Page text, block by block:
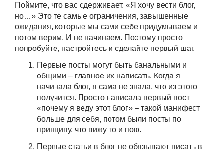
Поймите, что вас сдерживает. «Я хочу вести блог,
но…» Это те самые ограничения, завышенные
ожидания, которые мы сами себе придумываем и
потом верим. И не начинаем. Поэтому просто
попробуйте, настройтесь и сделайте первый шаг.
Первые посты могут быть банальными и
общими – главное их написать. Когда я
начинала блог, я сама не знала, что из этого
получится. Просто написала первый пост
«почему я веду этот блог» – такой манифест
больше для себя, потом были посты по
принципу, что вижу то и пою.
Первые статьи в блог не обязывают писать в